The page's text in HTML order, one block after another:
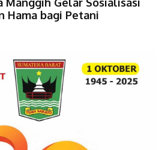
Hama bagi Petani